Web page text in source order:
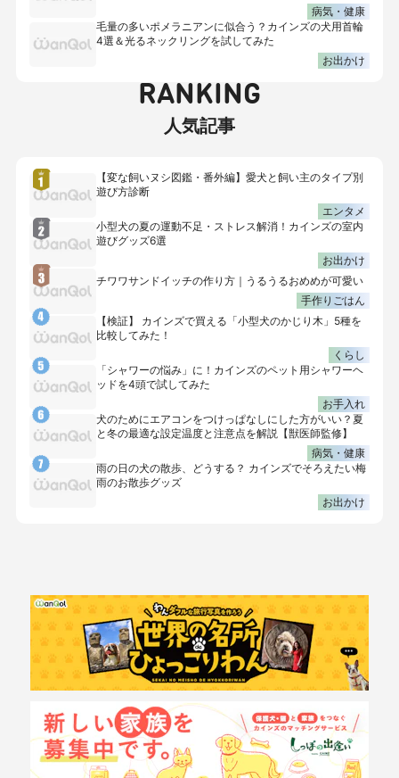
病気・健康
毛量の多いポメラニアンに似合う？カインズの犬用首輪
4選＆光るネックリングを試してみた
お出かけ
RANKING
人気記事
【変な飼いヌシ図鑑・番外編】愛犬と飼い主のタイプ別
遊び方診断
エンタメ
小型犬の夏の運動不足・ストレス解消！カインズの室内
遊びグッズ6選
お出かけ
チワワサンドイッチの作り方｜うるうるおめめが可愛い
手作りごはん
【検証】 カインズで買える「小型犬のかじり木」5種を
比較してみた！
くらし
「シャワーの悩み」に！カインズのペット用シャワーヘ
ッドを4頭で試してみた
お手入れ
犬のためにエアコンをつけっぱなしにした方がいい？夏
と冬の最適な設定温度と注意点を解説【獣医師監修】
病気・健康
雨の日の犬の散歩、どうする？ カインズでそろえたい梅
雨のお散歩グッズ
お出かけ